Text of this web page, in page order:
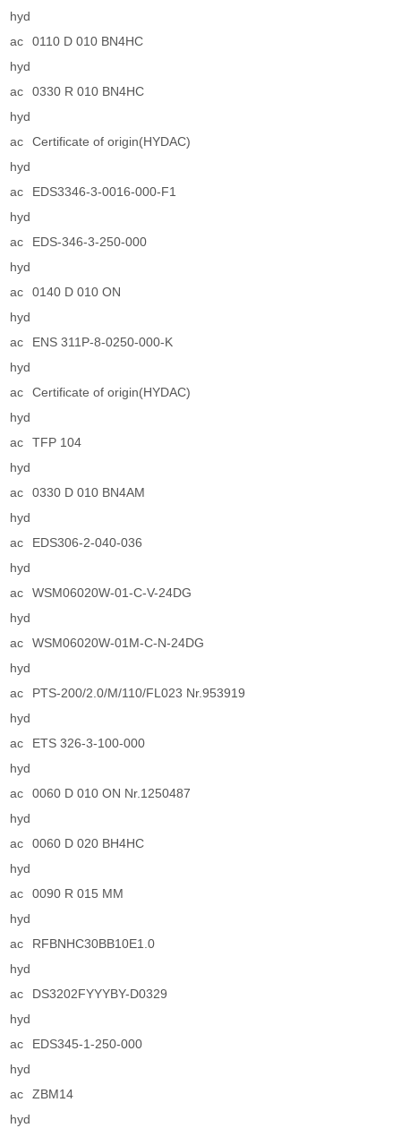
hyd
ac
0110 D 010 BN4HC
hyd
ac
0330 R 010 BN4HC
hyd
ac
Certificate of origin(HYDAC)
hyd
ac
EDS3346-3-0016-000-F1
hyd
ac
EDS-346-3-250-000
hyd
ac
0140 D 010 ON
hyd
ac
ENS 311P-8-0250-000-K
hyd
ac
Certificate of origin(HYDAC)
hyd
ac
TFP 104
hyd
ac
0330 D 010 BN4AM
hyd
ac
EDS306-2-040-036
hyd
ac
WSM06020W-01-C-V-24DG
hyd
ac
WSM06020W-01M-C-N-24DG
hyd
ac
PTS-200/2.0/M/110/FL023 Nr.953919
hyd
ac
ETS 326-3-100-000
hyd
ac
0060 D 010 ON Nr.1250487
hyd
ac
0060 D 020 BH4HC
hyd
ac
0090 R 015 MM
hyd
ac
RFBNHC30BB10E1.0
hyd
ac
DS3202FYYYBY-D0329
hyd
ac
EDS345-1-250-000
hyd
ac
ZBM14
hyd